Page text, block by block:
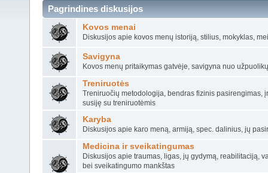
Pagrindines diskusijos
Kovos menai
Diskusijos apie kovos menų istoriją, stilius, mokyklas,
Savigyna
Kovos menų pritaikymas gatvėje, savigyna nuo
Treniruotės
Treniruočių metodologija, bendras fizinis pasirengimas,
susiję su treniruotėmis
Karyba
Diskusijos apie karo meną, armiją, spec. dalinius, jų
Medicina ir sveikatingumas
Diskusijos apie traumas, ligas, jų gydymą, reabilitaciją,
bei sveikatingumo mankštas